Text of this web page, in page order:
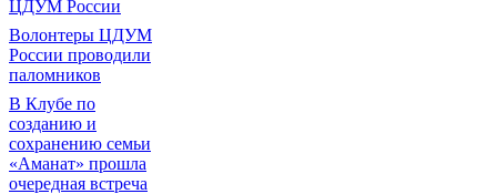
ЦДУМ России
Волонтеры ЦДУМ
России проводили
паломников
В Клубе по
созданию и
сохранению семьи
«Аманат» прошла
очередная встреча